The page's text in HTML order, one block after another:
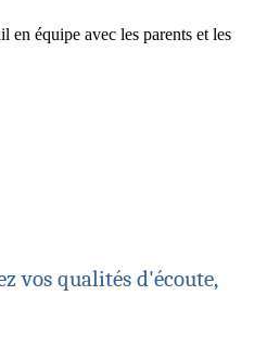
en équipe avec les parents et les
vos qualités d'écoute,